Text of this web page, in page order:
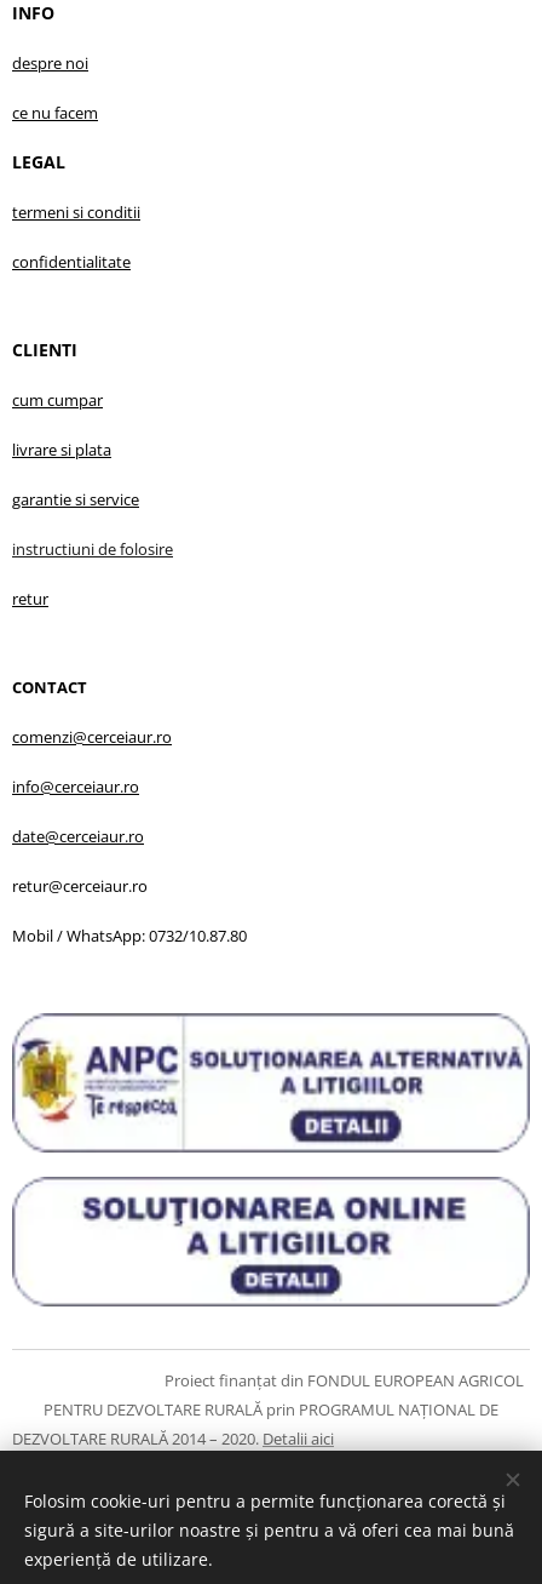
INFO
despre noi
ce nu facem
LEGAL
termeni si conditii
confidentialitate
CLIENTI
cum cumpar
livrare si plata
garantiesi service
instructiuni de folosire
retur
CONTACT
comenzi@cerceiaur.ro
info@cerceiaur.ro
date@cerceiaur.ro
retur@cerceiaur.ro
Mobil / WhatsApp: 0732/10.87.80
Proiect finanțat din FONDUL EUROPEAN AGRICOL
PENTRU DEZVOLTARE RURALĂ prin PROGRAMUL NAŢIONAL DE
DEZVOLTARE RURALĂ 2014 – 2020. Detalii aici
Copyright © 2019 - Toate drepturile rezervate cerceiaur.ro
Cookie-uri
Folosim cookie-uri pentru a permite funcționarea corectă și
sigură a site-urilor noastre și pentru a vă oferi cea mai bună
experiență de utilizare.